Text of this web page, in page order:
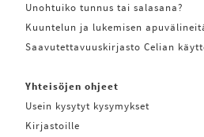
Unohtuiko tunnus tai salasana?
Kuuntelun ja lukemisen
Saavutettavuuskirjasto Celian
Yhteisöjen ohjeet
Usein kysytyt kysymykset
Kirjastoille